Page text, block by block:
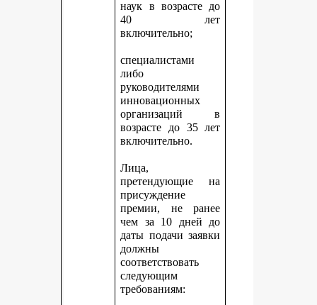
наук в возрасте до
40 лет
включительно;
специалистами
либо
руководителями
инновационных
организаций в
возрасте до 35 лет
включительно.
Лица,
претендующие на
присуждение
премии, не ранее
чем за 10 дней до
даты подачи заявки
должны
соответствовать
следующим
требованиям: